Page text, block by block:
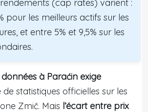
(cap rates) varient :
pour les meilleurs actifs sur les
et entre 5% et 9,5% sur les
à Paraćin exige
de statistiques officielles sur les
Zmič. Mais l’écart entre prix